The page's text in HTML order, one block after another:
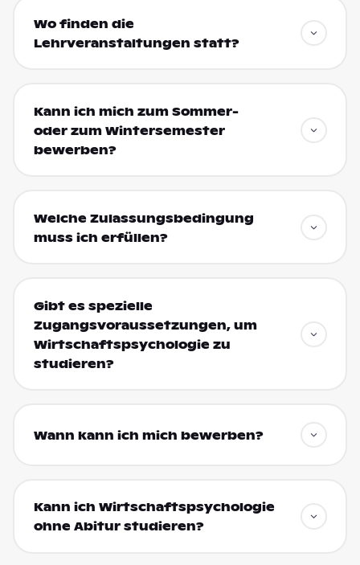
Wo finden die
Lehrveranstaltungen statt?
Kann ich mich zum Sommer-
oder zum Wintersemester
bewerben?
Welche Zulassungsbedingung
muss ich erfüllen?
Gibt es spezielle
Zugangsvoraussetzungen, um
Wirtschaftspsychologie zu
studieren?
Wann kann ich mich bewerben?
Kann ich Wirtschaftspsychologie
ohne Abitur studieren?